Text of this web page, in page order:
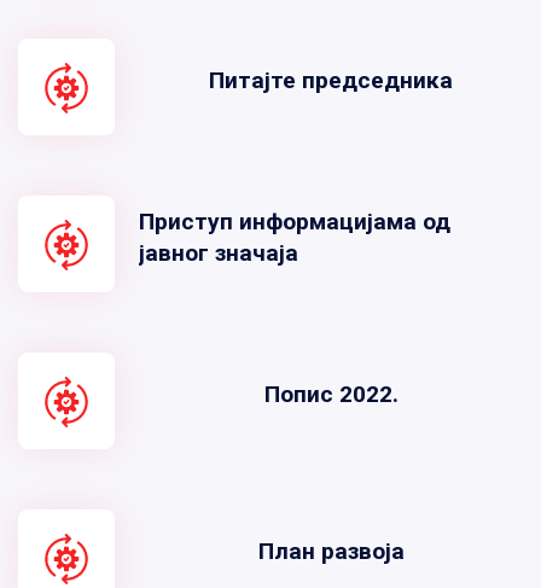
Питајте председника
Приступ информацијама од
јавног значаја
Попис 2022.
План развоја